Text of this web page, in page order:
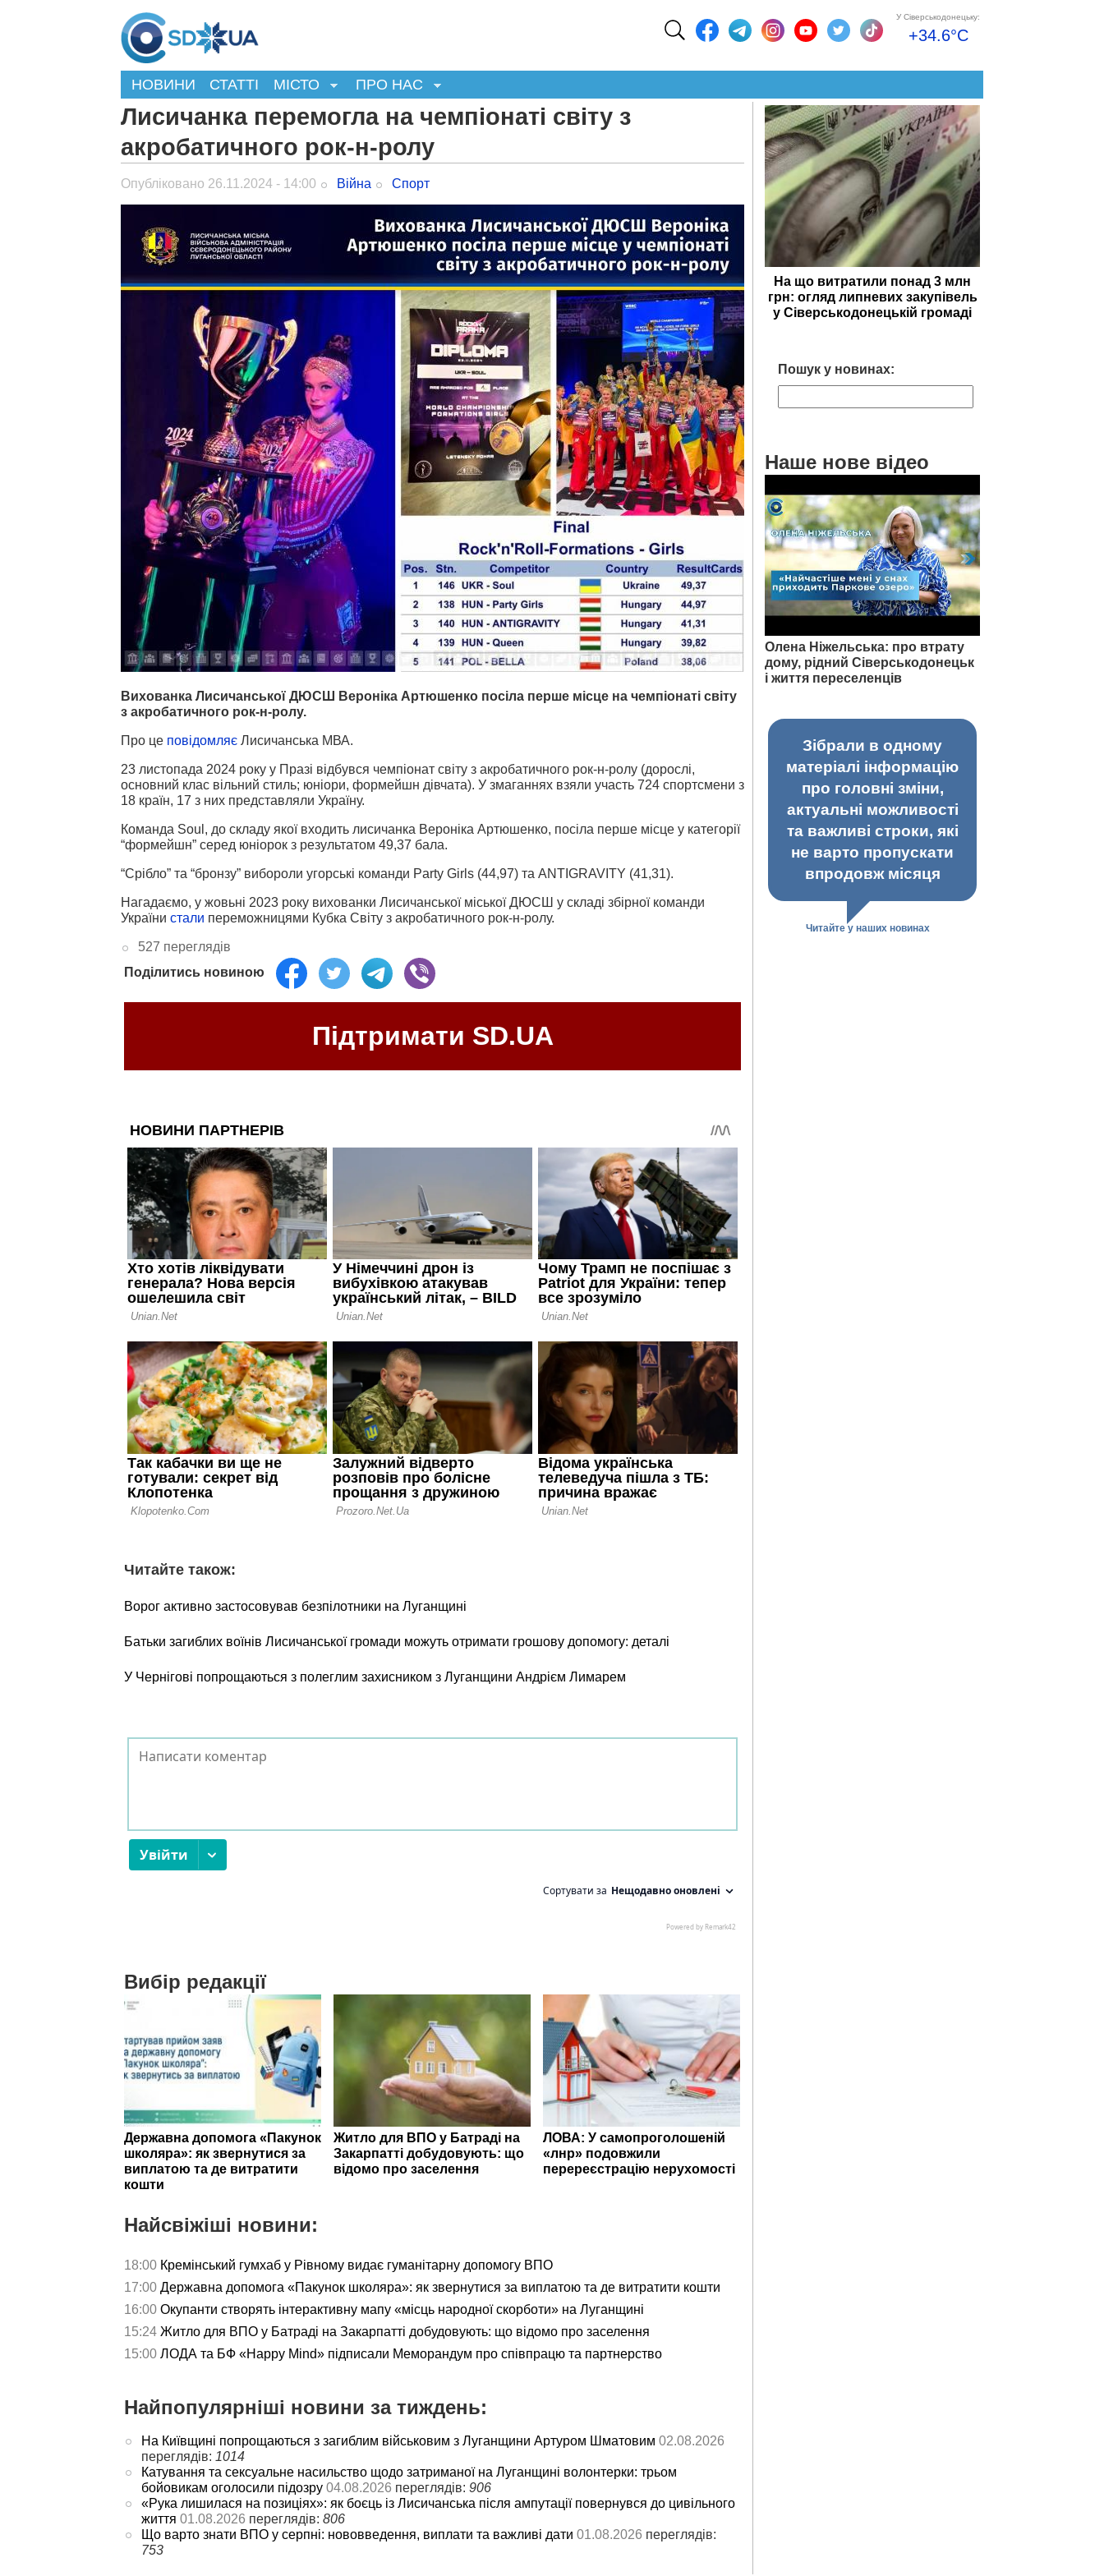
У Сіверськодонецьку:
+34.6°C
НОВИНИ СТАТТІ МІСТО ПРО НАС
Лисичанка перемогла на чемпіонаті світу з
акробатичного рок-н-ролу
Опубліковано 26.11.2024 - 14:00 Війна Спорт
Вихованка Лисичанської ДЮСШ Вероніка Артюшенко посіла перше місце на чемпіонаті світу
з акробатичного рок-н-ролу.
Про це повідомляє Лисичанська МВА.
23 листопада 2024 року у Празі відбувся чемпіонат світу з акробатичного рок-н-ролу (дорослі,
основний клас вільний стиль; юніори, формейшн дівчата). У змаганнях взяли участь 724 спортсмени з
18 країн, 17 з них представляли Україну.
Команда Soul, до складу якої входить лисичанка Вероніка Артюшенко, посіла перше місце у категорії
“формейшн” серед юніорок з результатом 49,37 бала.
“Срібло” та “бронзу” вибороли угорські команди Party Girls (44,97) та ANTIGRAVITY (41,31).
Нагадаємо, у жовьні 2023 року вихованки Лисичанської міської ДЮСШ у складі збірної команди
України стали переможницями Кубка Світу з акробатичного рок-н-ролу.
527 переглядів
Поділитись новиною
Підтримати SD.UA
Читайте також:
Ворог активно застосовував безпілотники на Луганщині
Батьки загиблих воїнів Лисичанської громади можуть отримати грошову допомогу: деталі
У Чернігові попрощаються з полеглим захисником з Луганщини Андрієм Лимарем
Вибір редакції
Державна допомога «Пакунок
школяра»: як звернутися за
виплатою та де витратити
кошти
Житло для ВПО у Батраді на
Закарпатті добудовують: що
відомо про заселення
ЛОВА: У самопроголошеній
«лнр» подовжили
перереєстрацію нерухомості
Найсвіжіші новини:
18:00 Кремінський гумхаб у Рівному видає гуманітарну допомогу ВПО
17:00 Державна допомога «Пакунок школяра»: як звернутися за виплатою та де витратити кошти
16:00 Окупанти створять інтерактивну мапу «місць народної скорботи» на Луганщині
15:24 Житло для ВПО у Батраді на Закарпатті добудовують: що відомо про заселення
15:00 ЛОДА та БФ «Happy Mind» підписали Меморандум про співпрацю та партнерство
Найпопулярніші новини за тиждень:
На Київщині попрощаються з загиблим військовим з Луганщини Артуром Шматовим 02.08.2026
переглядів: 1014
Катування та сексуальне насильство щодо затриманої на Луганщині волонтерки: трьом
бойовикам оголосили підозру 04.08.2026 переглядів: 906
«Рука лишилася на позиціях»: як боєць із Лисичанська після ампутації повернувся до цивільного
життя 01.08.2026 переглядів: 806
Що варто знати ВПО у серпні: нововведення, виплати та важливі дати 01.08.2026 переглядів:
753
На що витратили понад 3 млн
грн: огляд липневих закупівель
у Сіверськодонецькій громаді
Пошук у новинах:
Наше нове відео
Олена Ніжельська: про втрату
дому, рідний Сіверськодонецьк
і життя переселенців
Зібрали в одному
матеріалі інформацію
про головні зміни,
актуальні можливості
та важливі строки, які
не варто пропускати
впродовж місяця
Читайте у наших новинах